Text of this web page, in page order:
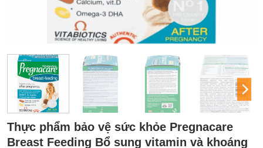
Thực phẩm bảo vệ sức khỏe Pregnacare
Breast Feeding Bổ sung vitamin và khoáng